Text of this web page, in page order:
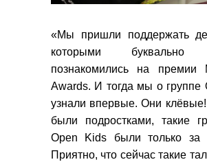
«Мы пришли поддержать
которыми буквально
познакомились на премии
Awards. И тогда мы о группе
узнали впервые. Они
были подростками, такие
Open Kids были только за
Приятно, что сейчас такие